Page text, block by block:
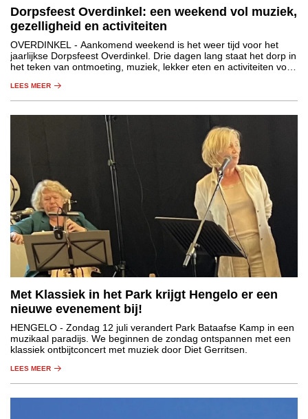
Dorpsfeest Overdinkel: een weekend vol muziek,
gezelligheid en activiteiten
OVERDINKEL - Aankomend weekend is het weer tijd voor het
jaarlijkse Dorpsfeest Overdinkel. Drie dagen lang staat het dorp in
het teken van ontmoeting, muziek, lekker eten en activiteiten voor
LEES MEER
Met Klassiek in het Park krijgt Hengelo er een
nieuwe evenement bij!
HENGELO - Zondag 12 juli verandert Park Bataafse Kamp in een
muzikaal paradijs. We beginnen de zondag ontspannen met een
klassiek ontbijtconcert met muziek door Diet Gerritsen.
LEES MEER